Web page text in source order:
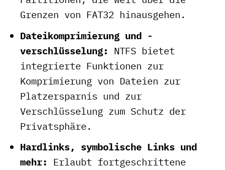
Grenzen von FAT32 hinausgehen.
Dateikomprimierung und -
verschlüsselung: NTFS bietet
integrierte Funktionen zur
Komprimierung von Dateien zur
Platzersparnis und zur
Verschlüsselung zum Schutz der
Privatsphäre.
Hardlinks, symbolische Links und
mehr: Erlaubt fortgeschrittene